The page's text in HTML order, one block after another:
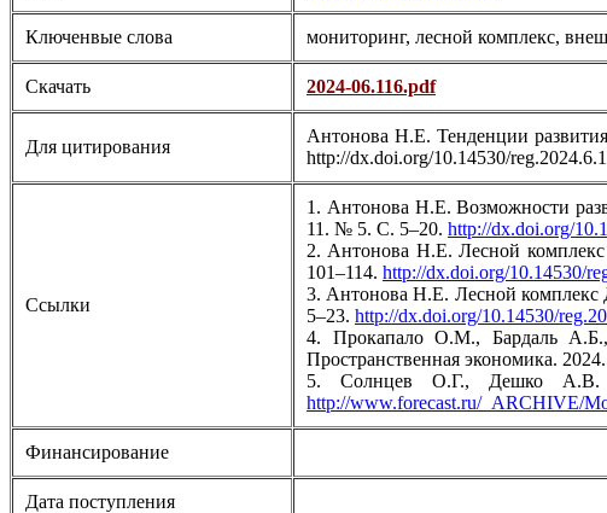
Ключенвые слова мониторинг, лесной комплекс,
Скачать 2024-06.116.pdf
Для цитирования
Антонова Н.Е. Тенденции
http://dx.doi.org/10.14530/
Ссылки
1. Антонова Н.Е. Возможности
11. № 5. С. 5–20. http://dx.doi.org/
2. Антонова Н.Е. Лесной комплекс
101–114. http://dx.doi.org/10.14530/
3. Антонова Н.Е. Лесной
5–23. http://dx.doi.org/10.14530/
4. Прокапало О.М., Бардаль
Пространственная экономика.
5. Солнцев О.Г., Дешко А.В.
http://www.forecast.ru/_ARCHIVE/
Финансирование
Дата поступления